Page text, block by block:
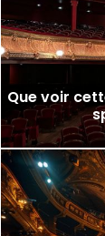
Que voir